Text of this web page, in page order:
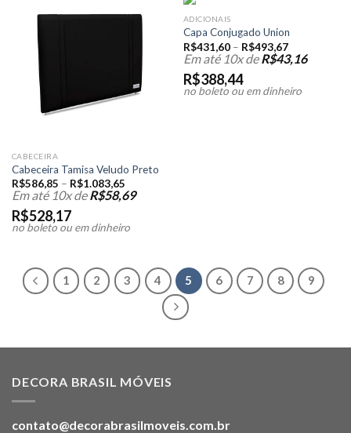
CABECEIRA
Cabeceira Tamisa Veludo Preto
R$586,85 – R$1.083,65
Em até 10x deR$58,69
R$528,17
no boleto ou em dinheiro
ADICIONAIS
Capa Conjugado Union
R$431,60– R$493,67
Em até 10x deR$43,16
R$388,44
no boleto ou em dinheiro
1 2 3 4 5 6 7 8 9
DECORA BRASIL MÓVEIS
contato@decorabrasilmoveis.com.br